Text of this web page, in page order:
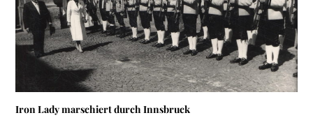
Iron Lady marschiert durch Innsbruck